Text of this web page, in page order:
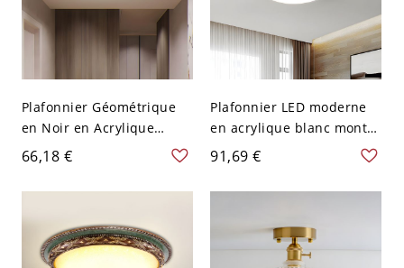
Plafonnier Géométrique
en Noir en Acrylique
Lampe Encastrée LED
Style Moderne - Noir 110
V-120 V Panda
66,18 €
Plafonnier LED moderne
en acrylique blanc monté
au plafond, style blanc
coquille d'œuf, pour
chambre
91,69 €